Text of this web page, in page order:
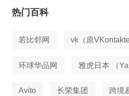
热门百科
若比邻网 vk（原VKontakte
环球华品网 雅虎日本 （
Avito 长荣集团 跨境